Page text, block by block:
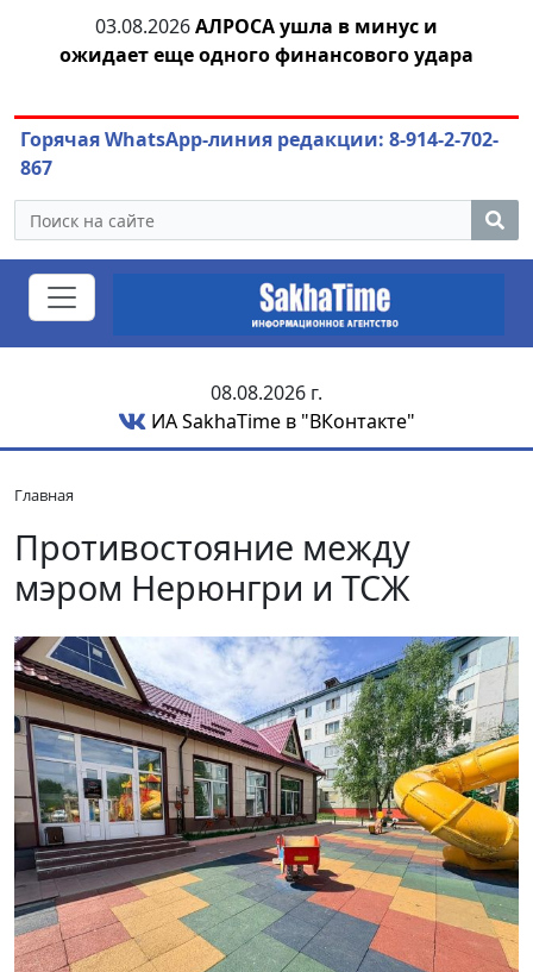
03.08.2026АЛРОСА ушла в минус и
ожидает еще одного финансового удара
Горячая WhatsApp-линия редакции: 8-914-2-702-
867
08.08.2026 г.
ИА SakhaTime в "ВКонтакте"
Главная
Противостояние между
мэром Нерюнгри и ТСЖ